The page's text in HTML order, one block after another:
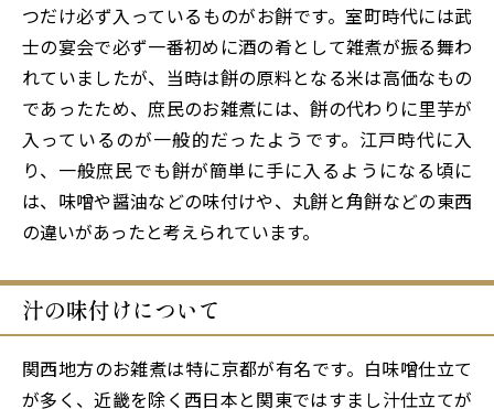
つだけ必ず入っているものがお餅です。室町時代には武
士の宴会で必ず一番初めに酒の肴として雑煮が振る舞わ
れていましたが、当時は餅の原料となる米は高価なもの
であったため、庶民のお雑煮には、餅の代わりに里芋が
入っているのが一般的だったようです。江戸時代に入
り、一般庶民でも餅が簡単に手に入るようになる頃に
は、味噌や醤油などの味付けや、丸餅と角餅などの東西
の違いがあったと考えられています。
汁の味付けについて
関西地方のお雑煮は特に京都が有名です。白味噌仕立て
が多く、近畿を除く西日本と関東ではすまし汁仕立てが